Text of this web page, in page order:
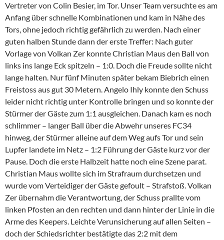
Vertreter von Colin Besier, im Tor. Unser Team versuchte es am
Anfang über schnelle Kombinationen und kam in Nähe des
Tors, ohne jedoch richtig gefährlich zu werden. Nach einer
guten halben Stunde dann der erste Treffer: Nach guter
Vorlage von Volkan Zer konnte Christian Maus den Ball von
links ins lange Eck spitzeln – 1:0. Doch die Freude sollte nicht
lange halten. Nur fünf Minuten später bekam Biebrich einen
Freistoss aus gut 30 Metern. Angelo Ihly konnte den Schuss
leider nicht richtig unter Kontrolle bringen und so konnte der
Stürmer der Gäste zum 1:1 ausgleichen. Danach kam es noch
schlimmer – langer Ball über die Abwehr unseres FC34
hinweg, der Stürmer alleine auf dem Weg aufs Tor und sein
Lupfer landete im Netz – 1:2 Führung der Gäste kurz vor der
Pause. Doch die erste Halbzeit hatte noch eine Szene parat.
Christian Maus wollte sich im Strafraum durchsetzen und
wurde vom Verteidiger der Gäste gefoult – Strafstoß. Volkan
Zer übernahm die Verantwortung, der Schuss prallte vom
linken Pfosten an den rechten und dann hinter der Linie in die
Arme des Keepers. Leichte Verunsicherung auf allen Seiten –
doch der Schiedsrichter bestätigte das 2:2 mit dem